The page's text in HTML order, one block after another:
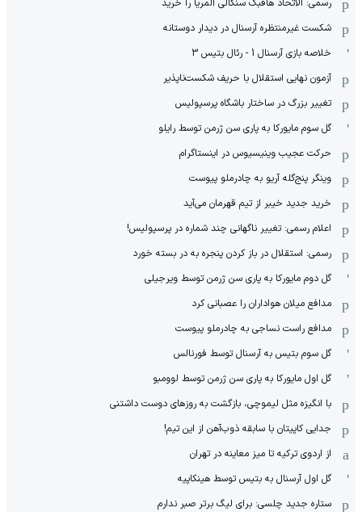
رسمی: الاتحاد هافبک سنگالی آلمریا را خرید
شکست غیرمنتظره آرسنال در دیدار دوستانه
خلاصه بازی آرسنال 1 - رئال بتیس 3
آزمون نهایی استقلال با حریف شکست‌ناپذیر
تغییر بزرگ در ساختار باشگاه پرسپولیس
گل سوم مایورکا به پاری سن ژرمن توسط رایلو
حرکت عجیب وینیسیوس در اینستاگرام
وینگر پنج‌گله آریو به چادرملو پیوست
خرید جدید خیبر از تیم قهرمان می‌آید
اعلام رسمی: تغییر ناگهانی چند شماره در پرسپولیس!
رسمی: استقلال در باز کردن پنجره به در بسته خورد
گل دوم مایورکا به پاری سن ژرمن توسط ویرجیلی
مدافع میلان هواداران را عصبانی کرد
مدافع راست نساجی به چادرملو پیوست
گل سوم بتیس به آرسنال توسط فورنالس
گل اول مایورکا به پاری سن ژرمن توسط لوومبو
با انگیزه مثل لیموچی، بازگشت به روزهای دوست داشتنی
جدایی کاپیتان با سابقه ذوب‌آهن از این تیم!
از اردوی ترکیه تا میز معاینه در تهران
گل اول آرسنال به بتیس توسط هینکاپیه
ستاره جدید چلسی: برای لیگ برتر صبر ندارم